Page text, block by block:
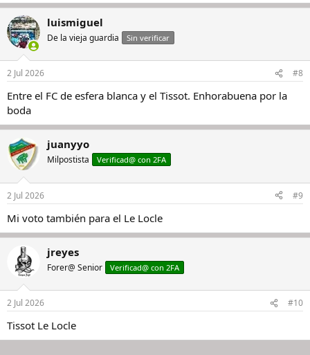
luismiguel
De la vieja guardia Sin verificar
2 Jul 2026 #8
Entre el FC de esfera blanca y el Tissot. Enhorabuena por la
boda
juanyyo
Milpostista Verificad@ con 2FA
2 Jul 2026 #9
Mi voto también para el Le Locle
jreyes
Forer@ Senior Verificad@ con 2FA
2 Jul 2026 #10
Tissot Le Locle